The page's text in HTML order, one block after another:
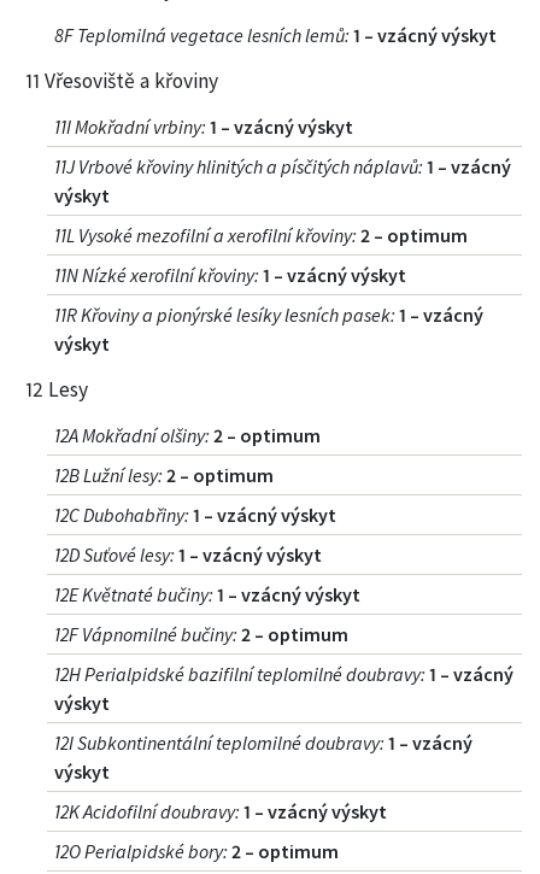
8F Teplomilná vegetace lesních lemů: 1 – vzácný výskyt
11 Vřesoviště a křoviny
11I Mokřadní vrbiny: 1 – vzácný výskyt
11J Vrbové křoviny hlinitých a písčitých náplavů: 1 – vzácný
výskyt
11L Vysoké mezofilní a xerofilní křoviny: 2 – optimum
11N Nízké xerofilní křoviny: 1 – vzácný výskyt
11R Křoviny a pionýrské lesíky lesních pasek: 1 – vzácný
výskyt
12 Lesy
12A Mokřadní olšiny: 2 – optimum
12B Lužní lesy: 2 – optimum
12C Dubohabřiny: 1 – vzácný výskyt
12D Suťové lesy: 1 – vzácný výskyt
12E Květnaté bučiny: 1 – vzácný výskyt
12F Vápnomilné bučiny: 2 – optimum
12H Perialpidské bazifilní teplomilné doubravy: 1 – vzácný
výskyt
12I Subkontinentální teplomilné doubravy: 1 – vzácný
výskyt
12K Acidofilní doubravy: 1 – vzácný výskyt
12O Perialpidské bory: 2 – optimum